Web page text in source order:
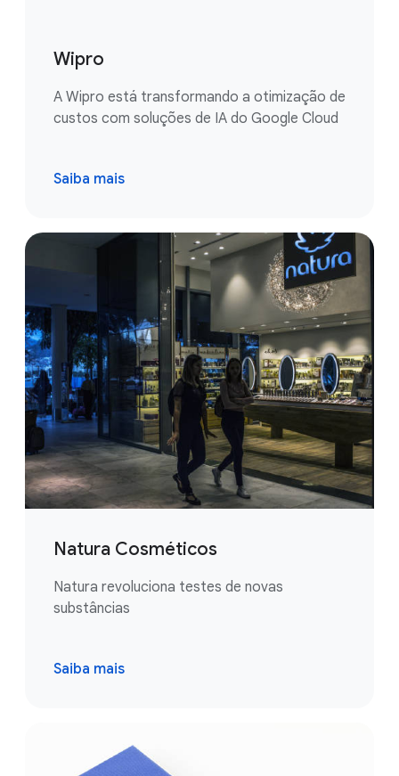
Wipro
A Wipro está transformando a otimização de
custos com soluções de IA do Google Cloud
Saiba mais
Natura Cosméticos
Natura revoluciona testes de novas
substâncias
Saiba mais